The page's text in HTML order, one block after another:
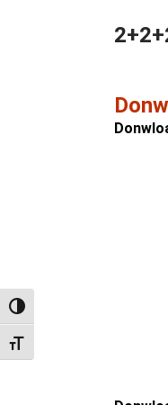
Alternar alto contraste
Alternar tamanho da fonte
Ano